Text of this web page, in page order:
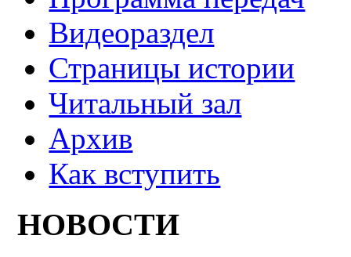
Видеораздел
Страницы истории
Читальный зал
Архив
Как вступить
НОВОСТИ